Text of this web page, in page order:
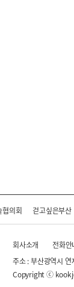
협의회 걷고싶은부산
회사소개 전화안
주소 : 부산광역시
Copyright ⓒ